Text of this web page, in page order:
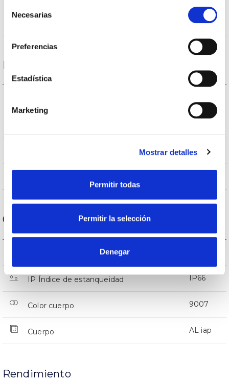
Necesarias
Preferencias
Estadística
Marketing
Mostrar detalles
Permitir todas
Permitir la selección
Denegar
Datos ópticos
VA00I0P
Carcasa y Acabado
IK Protección contra impactos
IP Índice de estanqueidad IP66
Color cuerpo 9007
Cuerpo AL iap
Rendimiento